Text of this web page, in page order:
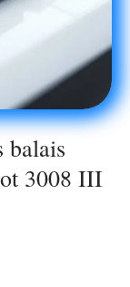
balais
3008 III